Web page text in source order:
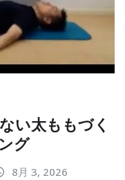
い太ももづく
グ
8月 3, 2026